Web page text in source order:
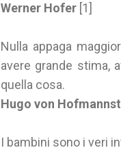
Werner Hofer [1]
Nulla appaga
avere grande stima,
quella cosa.
Hugo von
I bambini sono i veri